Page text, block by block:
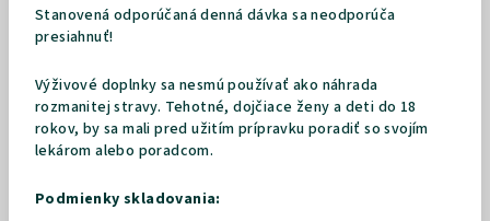
Stanovená odporúčaná denná dávka sa neodporúča
presiahnuť!
Výživové doplnky sa nesmú používať ako náhrada
rozmanitej stravy. Tehotné, dojčiace ženy a deti do 18
rokov, by sa mali pred užitím prípravku poradiť so svojím
lekárom alebo poradcom.
Podmienky skladovania: